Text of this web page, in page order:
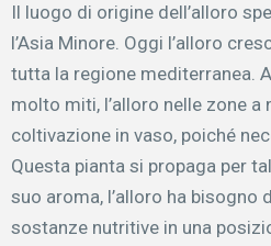
Il luogo di origine dell’alloro
l’Asia Minore. Oggi l’alloro
tutta la regione mediterranea.
molto miti, l’alloro nelle zone
coltivazione in vaso, poiché
Questa pianta si propaga per
suo aroma, l’alloro ha bisogno
sostanze nutritive in una